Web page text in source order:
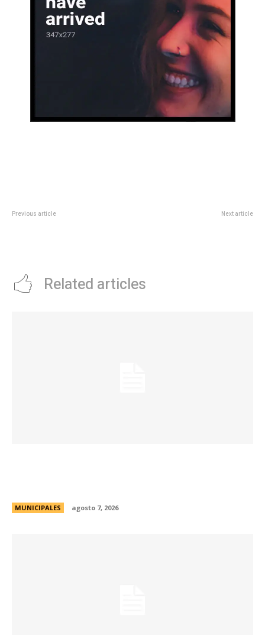
Previous article Next article
Related articles
MUNICIPALES agosto 7, 2026